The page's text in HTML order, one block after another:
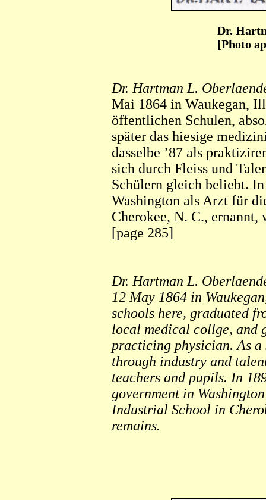
Dr.
[Photo
Dr. Hartman L.
Mai 1864 in Waukegan,
öffentlichen Schulen,
später das hiesige
dasselbe ’87 als
sich durch Fleiss und
Schülern gleich beliebt.
Washington als Arzt für
Cherokee, N. C.,
[page 285]
Dr. Hartman L.
12 May 1864 in
schools here, graduated
local medical collge, and
practicing physician. As a
through industry and
teachers and pupils. In
government in
Industrial School in
remains.